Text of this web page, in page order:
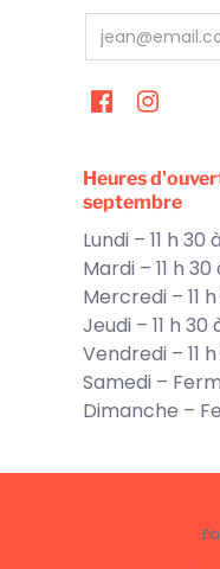
Heures
septembre
Lundi – 11 h 30
Mardi – 11 h 30
Mercredi – 11
Jeudi – 11 h 30
Vendredi – 11
Samedi –
Dimanche –